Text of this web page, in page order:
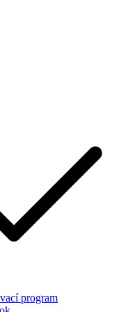
program